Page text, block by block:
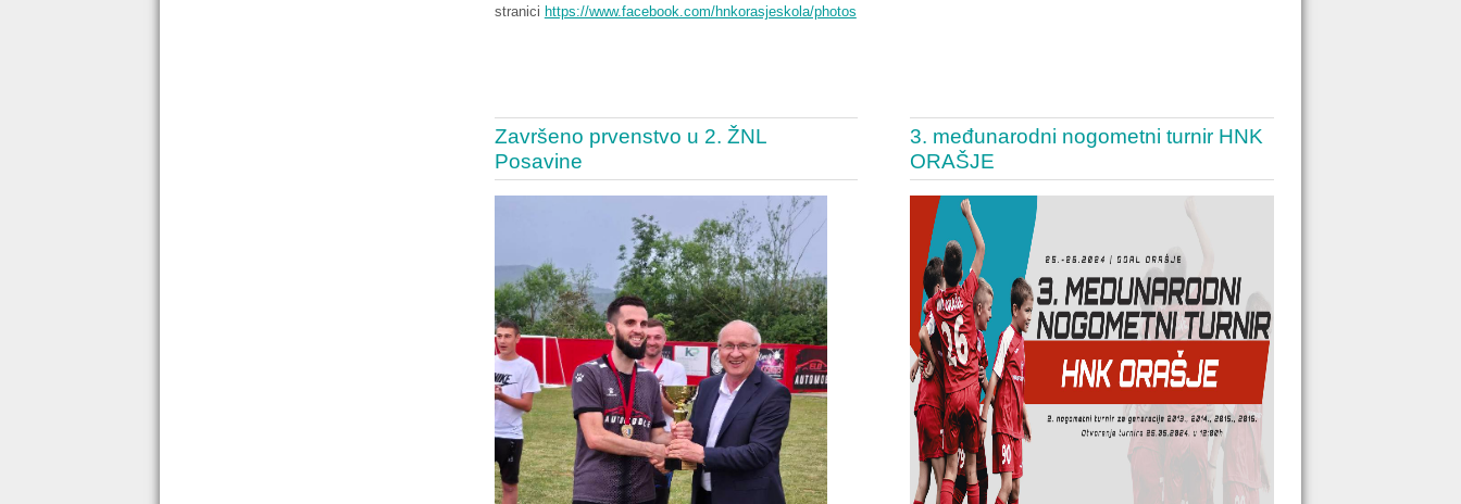
stranici https://www.facebook.com/hnkorasjeskola/photos
Završeno prvenstvo u 2. ŽNL
Posavine
3. međunarodni nogometni turnir HNK
ORAŠJE